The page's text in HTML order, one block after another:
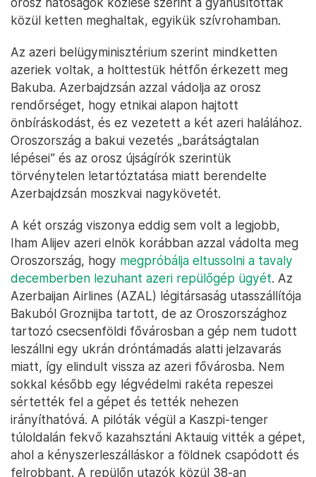
közül ketten meghaltak, egyikük szívrohamban.
Az azeri belügyminisztérium szerint mindketten
azeriek voltak, a holttestük hétfőn érkezett meg
Bakuba. Azerbajdzsán azzal vádolja az orosz
rendőrséget, hogy etnikai alapon hajtott
önbíráskodást, és ez vezetett a két azeri halálához.
Oroszország a bakui vezetés „barátságtalan
lépései” és az orosz újságírók szerintük
törvénytelen letartóztatása miatt berendelte
Azerbajdzsán moszkvai nagykövetét.
A két ország viszonya eddig sem volt a legjobb,
Iham Alijev azeri elnök korábban azzal vádolta meg
Oroszország, hogy megpróbálja eltussolni a tavaly
decemberben lezuhant azeri repülőgép ügyét. Az
Azerbaijan Airlines (AZAL) légitársaság utasszállítója
Bakuból Groznijba tartott, de az Oroszországhoz
tartozó csecsenföldi fővárosban a gép nem tudott
leszállni egy ukrán dróntámadás alatti jelzavarás
miatt, így elindult vissza az azeri fővárosba. Nem
sokkal később egy légvédelmi rakéta repeszei
sértették fel a gépet és tették nehezen
irányíthatóvá. A pilóták végül a Kaszpi-tenger
túloldalán fekvő kazahsztáni Aktauig vitték a gépet,
ahol a kényszerleszálláskor a földnek csapódott és
felrobbant. A repülőn utazók közül 38-an